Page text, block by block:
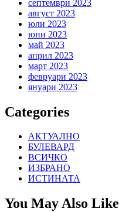
септември 2023
август 2023
юли 2023
юни 2023
май 2023
април 2023
март 2023
февруари 2023
януари 2023
Categories
АКТУАЛНО
БУЛЕВАРД
ВСИЧКО
ИЗБРАНО
ИСТИНАТА
You May Also Like